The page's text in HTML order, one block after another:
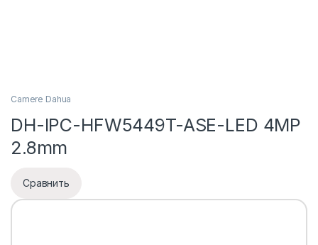
Camere Dahua
DH-IPC-HFW5449T-ASE-LED 4MP
2.8mm
Сравнить